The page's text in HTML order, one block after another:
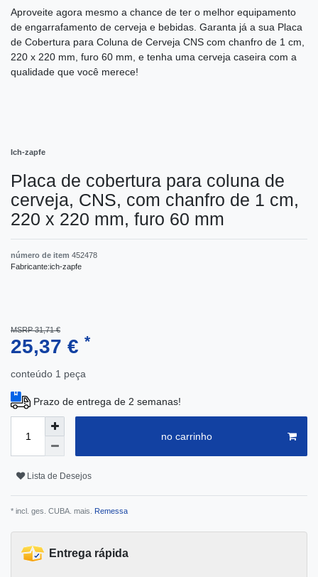
Aproveite agora mesmo a chance de ter o melhor equipamento
de engarrafamento de cerveja e bebidas. Garanta já a sua Placa
de Cobertura para Coluna de Cerveja CNS com chanfro de 1 cm,
220 x 220 mm, furo 60 mm, e tenha uma cerveja caseira com a
qualidade que você merece!
Ich-zapfe
Placa de cobertura para coluna de
cerveja, CNS, com chanfro de 1 cm,
220 x 220 mm, furo 60 mm
número de item 452478
Fabricante:ich-zapfe
MSRP 31,71 €
25,37 € *
conteúdo 1 peça
Prazo de entrega de 2 semanas!
no carrinho
Lista de Desejos
* incl. ges. CUBA. mais. Remessa
Entrega rápida